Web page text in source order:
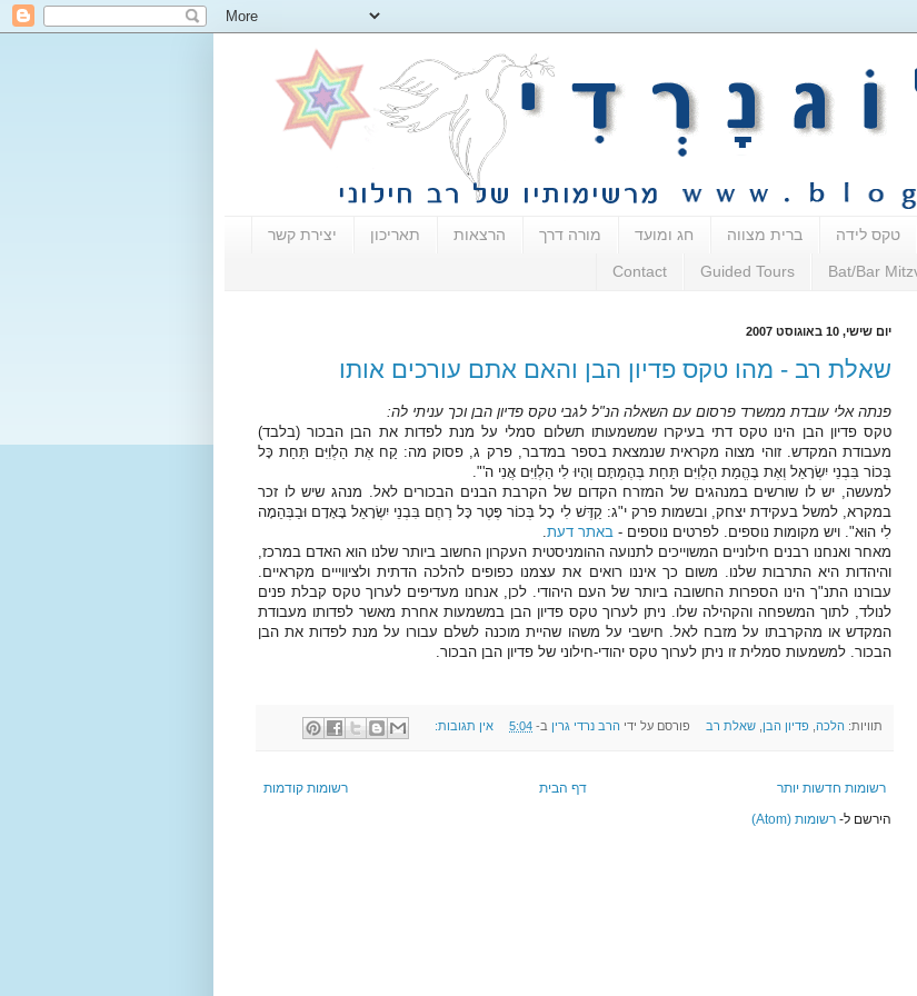
טקס לידה ברית מצווה חג ומועד מורה דרך הרצאות תאריכון יצירת קשר
Bat/Bar
Guided Tours
Contact
יום שישי, 10 באוגוסט 2007
שאלת רב - מהו טקס פדיון הבן והאם אתם עורכים אותו
פנתה אלי עובדת ממשרד פרסום עם השאלה הנ"ל לגבי טקס פדיון הבן וכך עניתי לה:
טקס פדיון הבן הינו טקס דתי בעיקרו שמשמעותו תשלום סמלי על מנת לפדות את הבן הבכור (בלבד)
מעבודת המקדש. זוהי מצוה מקראית שנמצאת בספר במדבר, פרק ג, פסוק מה: קַח אֶת הַלְוִיִּם תַּחַת כָּל
בְּכוֹר בִּבְנֵי יִשְׂרָאֵל וְאֶת בֶּהֱמַת הַלְוִיִּם תַּחַת בְּהֶמְתָּם וְהָיוּ לִי הַלְוִיִּם אֲנִי ה'".
למעשה, יש לו שורשים במנהגים של המזרח הקדום של הקרבת הבנים הבכורים לאל. מנהג שיש לו זכר
במקרא, למשל בעקידת יצחק, ובשמות פרק י"ג: קַדֶּשׁ לִי כָל בְּכוֹר פֶּטֶר כָּל רֶחֶם בִּבְנֵי יִשְׂרָאֵל בָּאָדָם וּבַבְּהֵמָה
לִי הוּא". ויש מקומות נוספים. לפרטים נוספים - באתר דעת.
מאחר ואנחנו רבנים חילוניים המשוייכים לתנועה ההומניסטית העקרון החשוב ביותר שלנו הוא האדם במרכז,
והיהדות היא התרבות שלנו. משום כך איננו רואים את עצמנו כפופים להלכה הדתית ולציווייים מקראיים.
עבורנו התנ"ך הינו הספרות החשובה ביותר של העם היהודי. לכן, אנחנו מעדיפים לערוך טקס קבלת פנים
לנולד, לתוך המשפחה והקהילה שלו. ניתן לערוך טקס פדיון הבן במשמעות אחרת מאשר לפדותו מעבודת
המקדש או מהקרבתו על מזבח לאל. חישבי על משהו שהיית מוכנה לשלם עבורו על מנת לפדות את הבן
הבכור. למשמעות סמלית זו ניתן לערוך טקס יהודי-חילוני של פדיון הבן הבכור.
תוויות: הלכה פדיון הבן שאלת רב פורסם על ידי הרב נרדי גרין ב- 5:04 אין תגובות:
רשומות חדשות יותר רשומות קודמות
דף הבית
הירשם ל- רשומות (Atom)